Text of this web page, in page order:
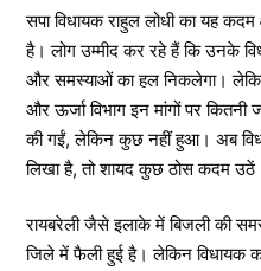
सपा विधायक राहुल लोधी का यह
है। लोग उम्मीद कर रहे हैं कि उनके
और समस्याओं का हल निकलेगा।
और ऊर्जा विभाग इन मांगों पर
की गईं, लेकिन कुछ नहीं हुआ। अब
लिखा है, तो शायद कुछ ठोस कदम
रायबरेली जैसे इलाके में बिजली की
जिले में फैली हुई है। लेकिन विधायक